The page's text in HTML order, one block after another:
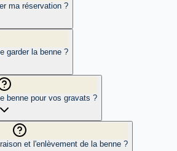
ma réservation ?
garder la benne ?
benne pour vos gravats ?
et l'enlèvement de la benne ?